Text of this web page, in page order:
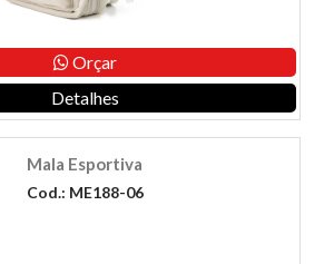
Orçar
Detalhes
Mala Esportiva
Cod.: ME188-06